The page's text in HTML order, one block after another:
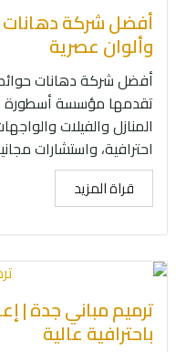
أفضل شركة دهانات
وألوان عصرية
أفضل شركة دهانات
تقدمها مؤسسة أسطورة
المنازل والفيلات
احترافية، واستشارات
قراة المزيد
ترميم مباني جدة |
باحترافية عالية